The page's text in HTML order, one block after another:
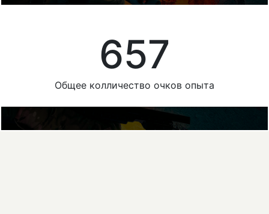
657
Общее колличество очков опыта